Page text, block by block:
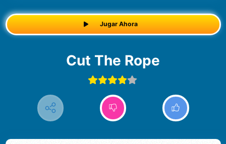
Jugar Ahora
Cut The Rope